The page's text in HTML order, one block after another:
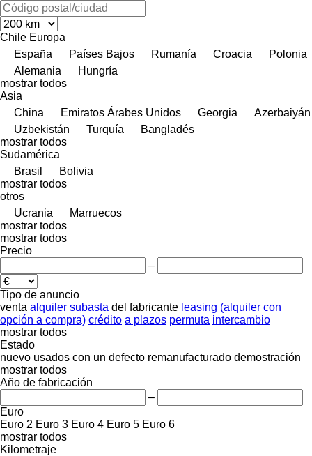
Chile Europa
España
Países Bajos Rumanía Croacia
Polonia
Alemania
Hungría
mostrar todos
Asia
China
Emiratos Árabes Unidos Georgia
Azerbaiyán
Uzbekistán
Turquía
Bangladés
mostrar todos
Sudamérica
Brasil
Bolivia
mostrar todos
otros
Ucrania
Marruecos
mostrar todos
mostrar todos
Precio
–
Tipo de anuncio
venta alquiler subasta del fabricante leasing (alquiler con
opción a compra) crédito a plazos permuta intercambio
mostrar todos
Estado
nuevo usados con un defecto remanufacturado demostración
mostrar todos
Año de fabricación
–
Euro
Euro 2 Euro 3 Euro 4 Euro 5 Euro 6
mostrar todos
Kilometraje